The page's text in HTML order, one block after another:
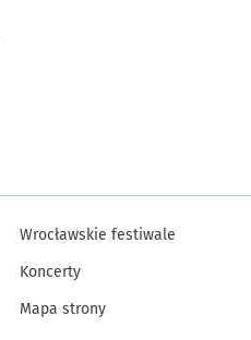
Wrocławskie festiwale
Koncerty
Mapa strony